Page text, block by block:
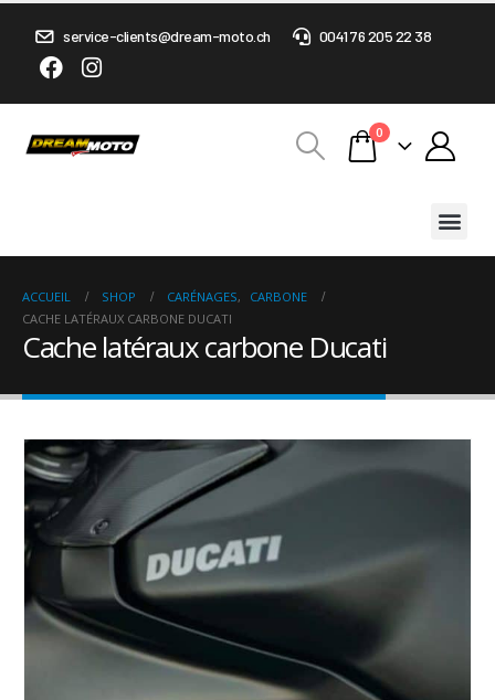
service-clients@dream-moto.ch 0041 76 205 22 38
0
ACCUEIL SHOP CARÉNAGES,
CARBONE
CACHE LATÉRAUX CARBONE DUCATI
Cache latéraux carbone Ducati